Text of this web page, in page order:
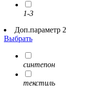
1-3
Доп.параметр 2
Выбрать
синтепон
текстиль